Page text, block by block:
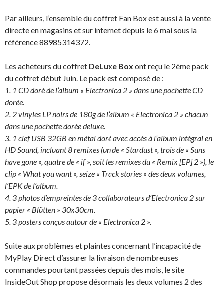
Par ailleurs, l’ensemble du coffret Fan Box est aussi à la vente
directe en magasins et sur internet depuis le 6 mai sous la
référence 88985314372.
Les acheteurs du coffret DeLuxe Box ont reçu le 2ème pack
du coffret début Juin. Le pack est composé de :
1. 1 CD doré de l’album « Electronica 2 » dans une pochette CD
dorée.
2. 2 vinyles LP noirs de 180g de l’album « Electronica 2 » chacun
dans une pochette dorée deluxe.
3. 1 clef USB 32GB en métal doré avec accés à l’album intégral en
HD Sound, incluant 8 remixes (un de « Stardust », trois de « Suns
have gone », quatre de « if », soit les remixes du « Remix [EP] 2 »), le
clip « What you want », seize « Track stories » des deux volumes,
l’EPK de l’album.
4. 3 photos d’empreintes de 3 collaborateurs d’Electronica 2 sur
papier « Blütten » 30x30cm.
5. 3 posters conçus autour de « Electronica 2 ».
Suite aux problèmes et plaintes concernant l’incapacité de
MyPlay Direct d’assurer la livraison de nombreuses
commandes pourtant passées depuis des mois, le site
InsideOut Shop propose désormais les deux volumes 2 des